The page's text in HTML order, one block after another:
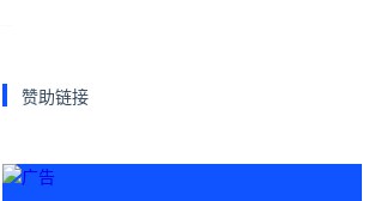
赞助链接